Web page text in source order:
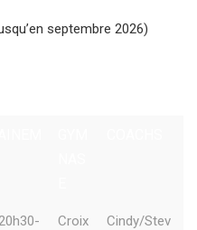
septembre 2026)
Croix
Cindy/Stev